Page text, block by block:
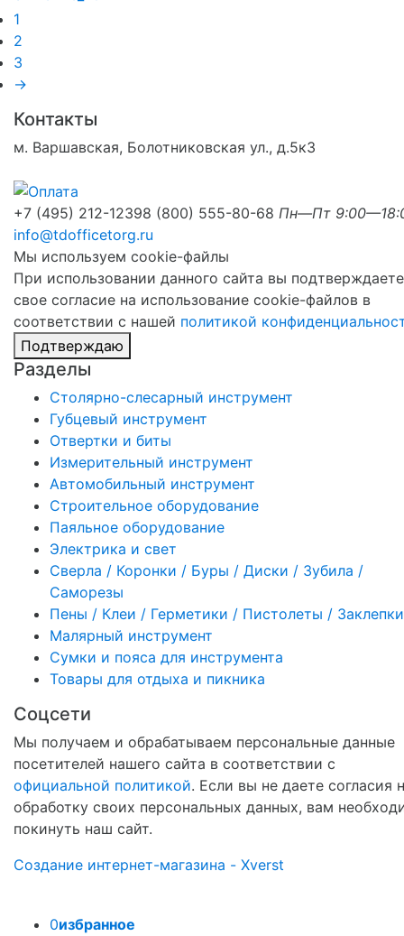
1
2
3
→
Контакты
м. Варшавская, Болотниковская ул., д.5к3
+7 (495) 212-12398 (800) 555-80-68 Пн—Пт
info@tdofficetorg.ru
Мы используем cookie-файлы
При использовании данного сайта вы подтверждаете
свое согласие на использование cookie-файлов в
соответствии с нашей политикой
Подтверждаю
Разделы
Столярно-слесарный инструмент
Губцевый инструмент
Отвертки и биты
Измерительный инструмент
Автомобильный инструмент
Строительное оборудование
Паяльное оборудование
Электрика и свет
Сверла / Коронки / Буры / Диски / Зубила /
Саморезы
Пены / Клеи / Герметики / Пистолеты / Заклепки
Малярный инструмент
Сумки и пояса для инструмента
Товары для отдыха и пикника
Соцсети
Мы получаем и обрабатываем персональные данные
посетителей нашего сайта в соответствии с
официальной политикой. Если вы не даете согласия
обработку своих персональных данных, вам
покинуть наш сайт.
Создание интернет-магазина - Xverst
0избранное